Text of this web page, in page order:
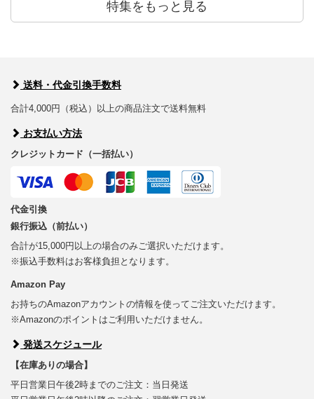
特集をもっと見る
送料・代金引換手数料
合計4,000円（税込）以上の商品注文で送料無料
お支払い方法
クレジットカード（一括払い）
代金引換
銀行振込（前払い）
合計が15,000円以上の場合のみご選択いただけます。
※振込手数料はお客様負担となります。
Amazon Pay
お持ちのAmazonアカウントの情報を使ってご注文いただけます。
※Amazonのポイントはご利用いただけません。
発送スケジュール
【在庫ありの場合】
平日営業日午後2時までのご注文：当日発送